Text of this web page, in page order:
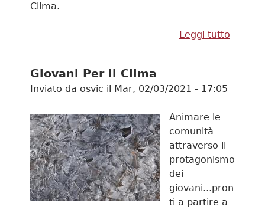
Clima.
Leggi tutto
Giovani Per il Clima
Inviato da osvic il Mar, 02/03/2021 - 17:05
Animare le
comunità
attraverso il
protagonismo
dei
giovani...pron
ti a partire a